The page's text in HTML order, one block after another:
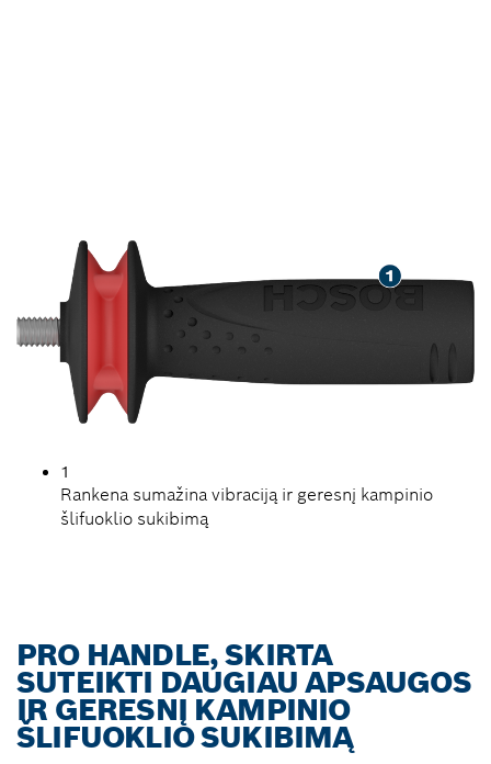
1
Rankena sumažina vibraciją ir geresnį kampinio
šlifuoklio sukibimą
PRO HANDLE, SKIRTA
SUTEIKTI DAUGIAU APSAUGOS
IR GERESNĮ KAMPINIO
ŠLIFUOKLIO SUKIBIMĄ